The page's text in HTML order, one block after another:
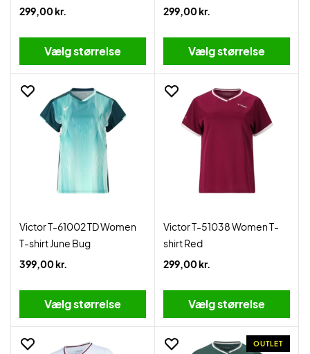
299,00 kr.
Vælg størrelse
299,00 kr.
Vælg størrelse
Victor T-61002 TD Women
T-shirt June Bug
399,00 kr.
Vælg størrelse
Victor T-51038 Women T-
shirt Red
299,00 kr.
Vælg størrelse
OUTLET